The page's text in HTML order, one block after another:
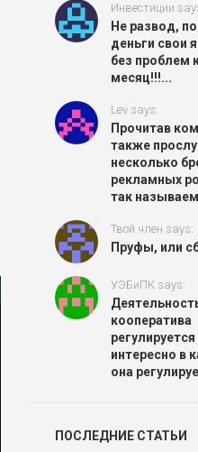
Инвестиции
Не развод,
деньги свои
без проблем
месяц!!!...
Lev says:
Прочитав
также
несколько
рекламных
так
Твой член says:
Пруфы, или
УЭБиПК says:
кооператива
интересно в
она
ПОСЛЕДНИЕ СТАТЬИ